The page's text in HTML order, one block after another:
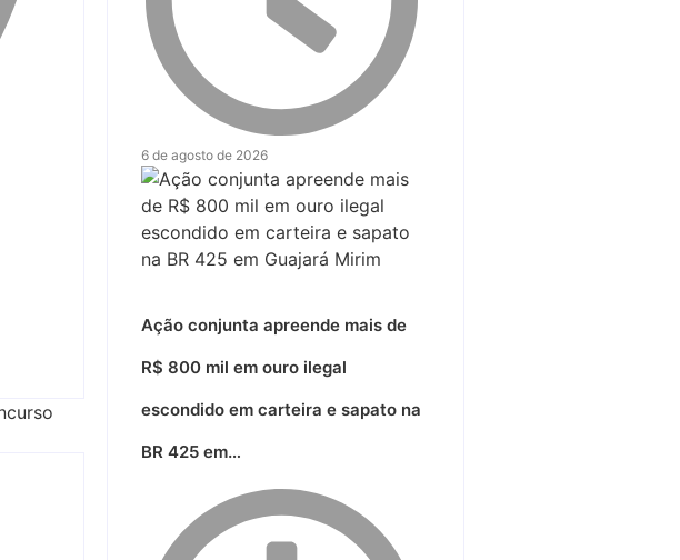
6 de agosto de 2026
Ação conjunta apreende mais de
R$ 800 mil em ouro ilegal
escondido em carteira e sapato na
BR 425 em…